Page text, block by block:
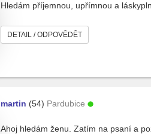
Hledám příjemnou, upřímnou a
DETAIL / ODPOVĚDĚT
martin (54) Pardubice
Ahoj hledám ženu. Zatím na psaní a